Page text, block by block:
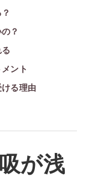
？
ント
る理由
が浅